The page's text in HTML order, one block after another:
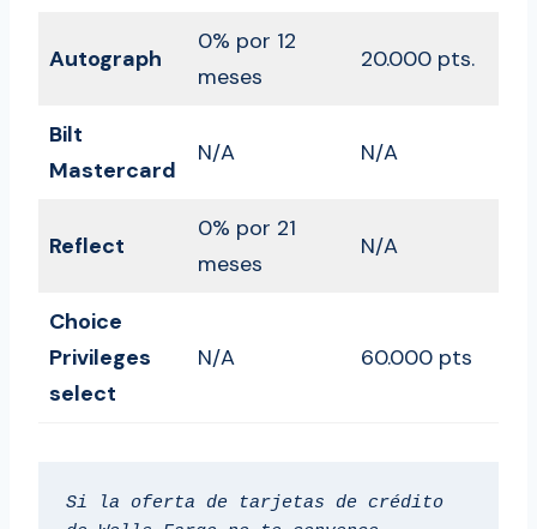
Autograph
0% por 12
meses
20.000 pts.
Bilt
Mastercard
N/A N/A
Reflect
0% por 21
meses
N/A
Choice
Privileges
select
N/A 60.000 pts
Si la oferta de tarjetas de crédito